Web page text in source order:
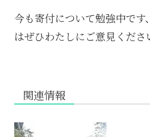
今も寄付について勉強中です
はぜひわたしにご意見くださ
関連情報